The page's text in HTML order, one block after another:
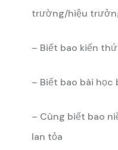
trường/hiệu
– Biết bao kiến
– Biết bao bài
– Cùng biết bao
lan tỏa